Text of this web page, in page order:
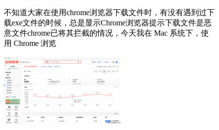
不知道大家在使用chrome浏览器下载文件时，有没有遇到过下
载exe文件的时候，总是显示Chrome浏览器提示下载文件是恶
意文件chrome已将其拦截的情况，今天我在 Mac 系统下，使
用 Chrome 浏览